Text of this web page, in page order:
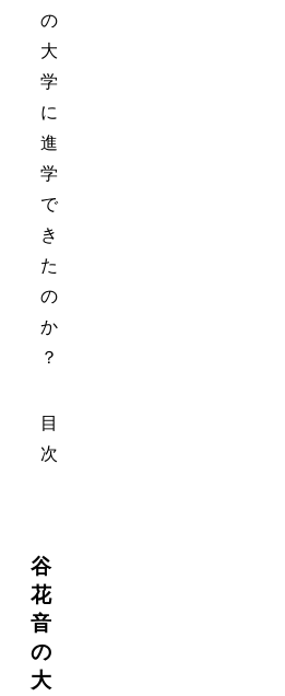
の
大
学
に
進
学
で
き
た
の
か
？
目
次
谷
花
音
の
大